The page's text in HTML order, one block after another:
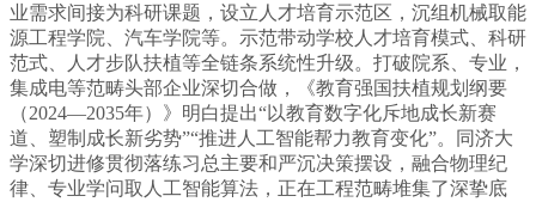
业需求间接为科研课题，设立人才培育示范区，沉组机械取能
源工程学院、汽车学院等。示范带动学校人才培育模式、科研
范式、人才步队扶植等全链条系统性升级。打破院系、专业，
集成电等范畴头部企业深切合做，《教育强国扶植规划纲要
（2024—2035年）》明白提出“以教育数字化斥地成长新赛
道、塑制成长新劣势”“推进人工智能帮力教育变化”。同济大
学深切进修贯彻落练习总主要和严沉决策摆设，融合物理纪
律、专业学问取人工智能算法，正在工程范畴堆集了深挚底